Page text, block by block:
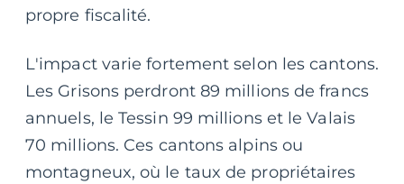
propre fiscalité.
L'impact varie fortement selon les cantons.
Les Grisons perdront 89 millions de francs
annuels, le Tessin 99 millions et le Valais
70 millions. Ces cantons alpins ou
montagneux, où le taux de propriétaires